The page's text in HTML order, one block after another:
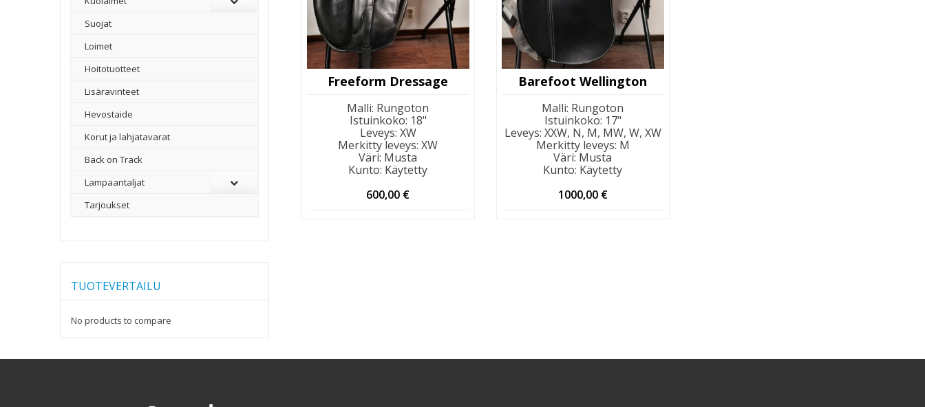
Freeform Dressage
Malli: Rungoton
Istuinkoko: 18"
Leveys: XW
Merkitty leveys:XW
Väri: Musta
Kunto: Käytetty
600,00 €
Barefoot Wellington
Malli: Rungoton
Istuinkoko: 17"
Leveys: XXW, N, M, MW, W, XW
Merkitty leveys: M
Väri: Musta
Kunto: Käytetty
1000,00 €
Suojat
Loimet
Hoitotuotteet
Lisäravinteet
Hevostaide
Korut ja lahjatavarat
Back on Track
Lampaantaljat
Tarjoukset
TUOTEVERTAILU
No products to compare